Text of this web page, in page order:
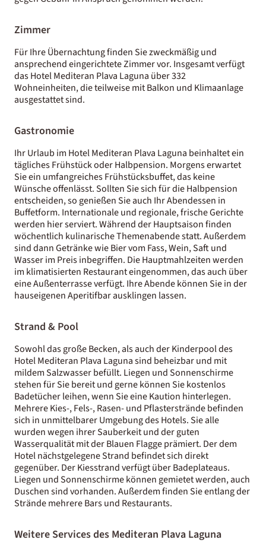
Zimmer
Für Ihre Übernachtung finden Sie zweckmäßig und
ansprechend eingerichtete Zimmer vor. Insgesamt verfügt
das Hotel Mediteran Plava Laguna über 332
Wohneinheiten, die teilweise mit Balkon und Klimaanlage
ausgestattet sind.
Gastronomie
Ihr Urlaub im Hotel Mediteran Plava Laguna beinhaltet ein
tägliches Frühstück oder Halbpension. Morgens erwartet
Sie ein umfangreiches Frühstücksbuffet, das keine
Wünsche offenlässt. Sollten Sie sich für die Halbpension
entscheiden, so genießen Sie auch Ihr Abendessen in
Buffetform. Internationale und regionale, frische Gerichte
werden hier serviert. Während der Hauptsaison finden
wöchentlich kulinarische Themenabende statt. Außerdem
sind dann Getränke wie Bier vom Fass, Wein, Saft und
Wasser im Preis inbegriffen. Die Hauptmahlzeiten werden
im klimatisierten Restaurant eingenommen, das auch über
eine Außenterrasse verfügt. Ihre Abende können Sie in der
hauseigenen Aperitifbar ausklingen lassen.
Strand & Pool
Sowohl das große Becken, als auch der Kinderpool des
Hotel Mediteran Plava Laguna sind beheizbar und mit
mildem Salzwasser befüllt. Liegen und Sonnenschirme
stehen für Sie bereit und gerne können Sie kostenlos
Badetücher leihen, wenn Sie eine Kaution hinterlegen.
Mehrere Kies-, Fels-, Rasen- und Pflasterstrände befinden
sich in unmittelbarer Umgebung des Hotels. Sie alle
wurden wegen ihrer Sauberkeit und der guten
Wasserqualität mit der Blauen Flagge prämiert. Der dem
Hotel nächstgelegene Strand befindet sich direkt
gegenüber. Der Kiesstrand verfügt über Badeplateaus.
Liegen und Sonnenschirme können gemietet werden, auch
Duschen sind vorhanden. Außerdem finden Sie entlang der
Strände mehrere Bars und Restaurants.
Weitere Services des Mediteran Plava Laguna